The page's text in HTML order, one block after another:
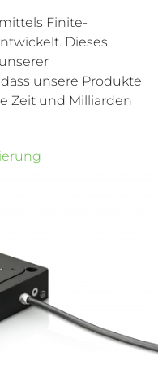
Finite-
Dieses
unsere Produkte
Zeit und Milliarden